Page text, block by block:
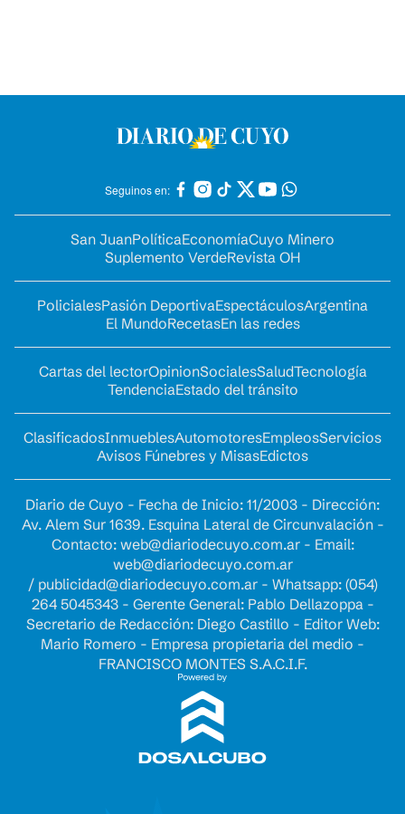
Seguinos en:
San JuanPolíticaEconomíaCuyo Minero
Suplemento VerdeRevista OH
PolicialesPasión DeportivaEspectáculosArgentina
El MundoRecetasEn las redes
Cartas del lectorOpinionSocialesSaludTecnología
TendenciaEstado del tránsito
ClasificadosInmueblesAutomotoresEmpleosServicios
Avisos Fúnebres y MisasEdictos
Diario de Cuyo - Fecha de Inicio: 11/2003 - Dirección:
Av. Alem Sur 1639. Esquina Lateral de Circunvalación -
Contacto: web@diariodecuyo.com.ar- Email:
web@diariodecuyo.com.ar
/ publicidad@diariodecuyo.com.ar- Whatsapp: (054)
264 5045343 - Gerente General: Pablo Dellazoppa -
Secretario de Redacción: Diego Castillo - Editor Web:
Mario Romero - Empresa propietaria del medio -
FRANCISCO MONTES S.A.C.I.F.